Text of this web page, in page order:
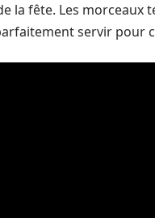
la fête. Les morceaux
servir pour